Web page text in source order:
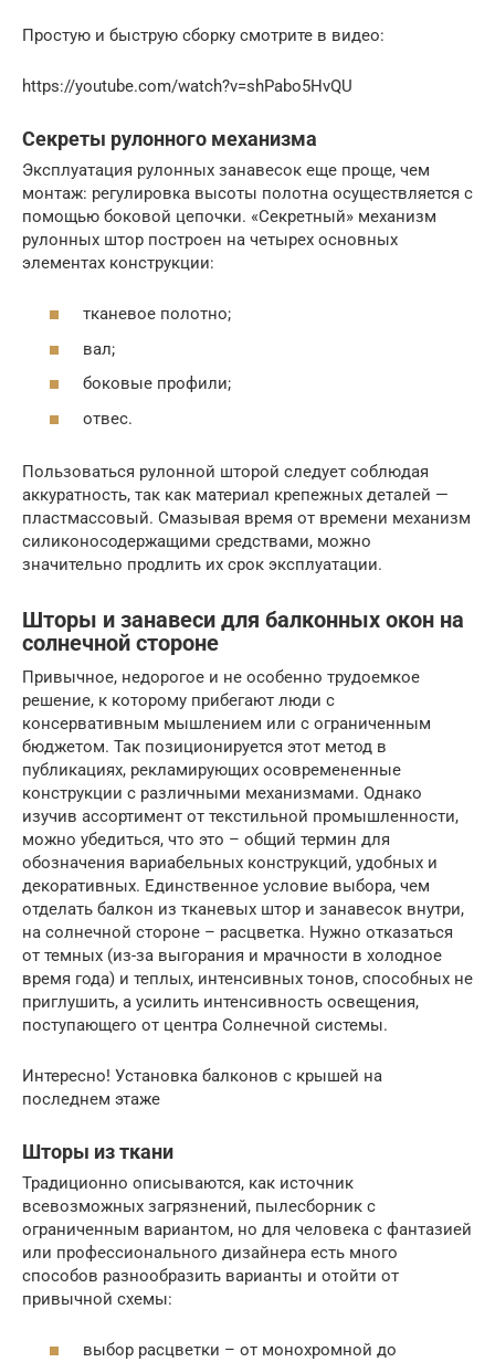
Простую и быструю сборку смотрите в видео:
https://youtube.com/watch?v=shPabo5HvQU
Секреты рулонного механизма
Эксплуатация рулонных занавесок еще проще, чем
монтаж: регулировка высоты полотна осуществляется с
помощью боковой цепочки. «Секретный» механизм
рулонных штор построен на четырех основных
элементах конструкции:
тканевое полотно;
вал;
боковые профили;
отвес.
Пользоваться рулонной шторой следует соблюдая
аккуратность, так как материал крепежных деталей —
пластмассовый. Смазывая время от времени механизм
силиконосодержащими средствами, можно
значительно продлить их срок эксплуатации.
Шторы и занавеси для балконных окон на
солнечной стороне
Привычное, недорогое и не особенно трудоемкое
решение, к которому прибегают люди с
консервативным мышлением или с ограниченным
бюджетом. Так позиционируется этот метод в
публикациях, рекламирующих осовремененные
конструкции с различными механизмами. Однако
изучив ассортимент от текстильной промышленности,
можно убедиться, что это – общий термин для
обозначения вариабельных конструкций, удобных и
декоративных. Единственное условие выбора, чем
отделать балкон из тканевых штор и занавесок внутри,
на солнечной стороне – расцветка. Нужно отказаться
от темных (из-за выгорания и мрачности в холодное
время года) и теплых, интенсивных тонов, способных не
приглушить, а усилить интенсивность освещения,
поступающего от центра Солнечной системы.
Интересно! Установка балконов с крышей на
последнем этаже
Шторы из ткани
Традиционно описываются, как источник
всевозможных загрязнений, пылесборник с
ограниченным вариантом, но для человека с фантазией
или профессионального дизайнера есть много
способов разнообразить варианты и отойти от
привычной схемы:
выбор расцветки – от монохромной до